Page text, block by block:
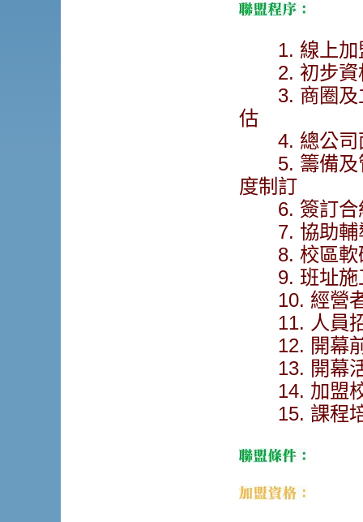
1. 線上加
2. 初步資
3. 商圈及
估
4. 總公司
5. 籌備及
度制訂
6. 簽訂合
7. 協助輔
8. 校區軟
9. 班址施
10. 經營者
11. 人員招
12. 開幕前
13. 開幕活
14. 加盟校
15. 課程培